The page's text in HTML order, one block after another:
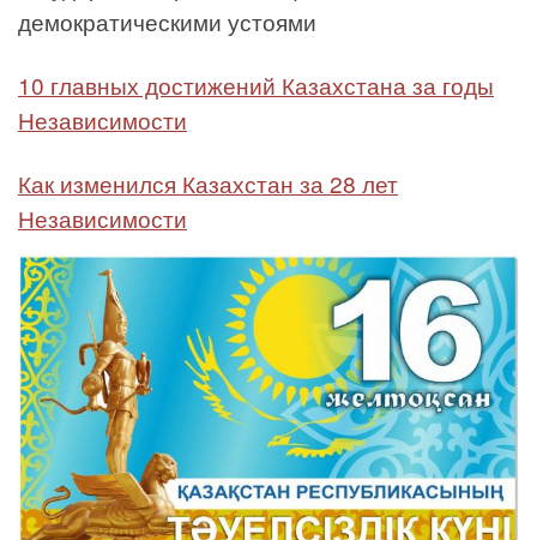
демократическими устоями
10 главных достижений Казахстана за годы
Независимости
Как изменился Казахстан за 28 лет
Независимости